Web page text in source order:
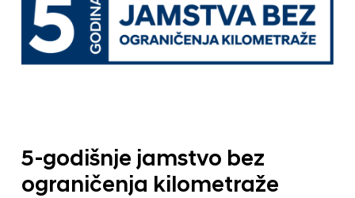
5-godišnje jamstvo bez
ograničenja kilometraže